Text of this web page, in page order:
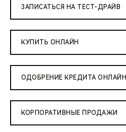
ЗАПИСАТЬСЯ НА ТЕСТ-ДРАЙВ
КУПИТЬ ОНЛАЙН
ОДОБРЕНИЕ КРЕДИТА ОНЛАЙН
КОРПОРАТИВНЫЕ ПРОДАЖИ